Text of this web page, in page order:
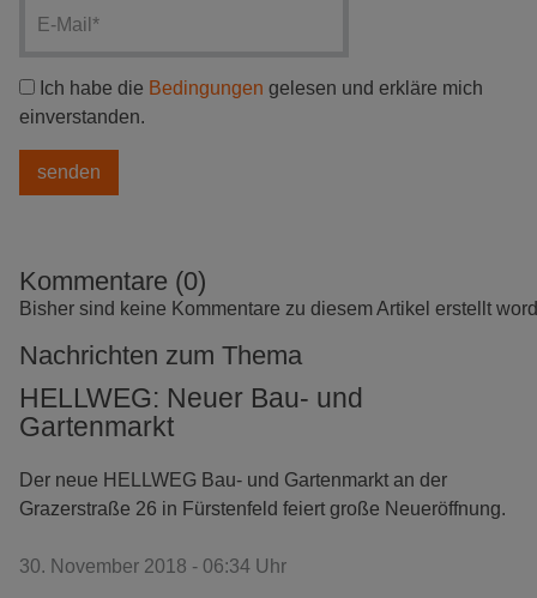
Ich habe die Bedingungen gelesen und erkläre mich
einverstanden.
Kommentare (0)
Bisher sind keine Kommentare zu diesem Artikel erstellt
Nachrichten zum Thema
HELLWEG: Neuer Bau- und
Gartenmarkt
Der neue HELLWEG Bau- und Gartenmarkt an der
Grazerstraße 26 in Fürstenfeld feiert große Neueröffnung.
30. November 2018 - 06:34 Uhr